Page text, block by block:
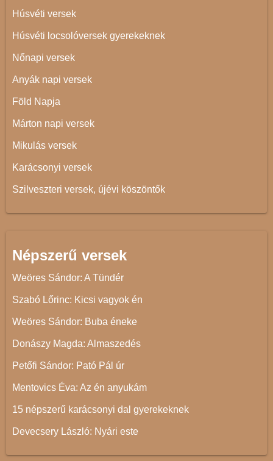
Húsvéti versek
Húsvéti locsolóversek gyerekeknek
Nőnapi versek
Anyák napi versek
Föld Napja
Márton napi versek
Mikulás versek
Karácsonyi versek
Szilveszteri versek, újévi köszöntők
Népszerű versek
Weöres Sándor: A Tündér
Szabó Lőrinc: Kicsi vagyok én
Weöres Sándor: Buba éneke
Donászy Magda: Almaszedés
Petőfi Sándor: Pató Pál úr
Mentovics Éva: Az én anyukám
15 népszerű karácsonyi dal gyerekeknek
Devecsery László: Nyári este